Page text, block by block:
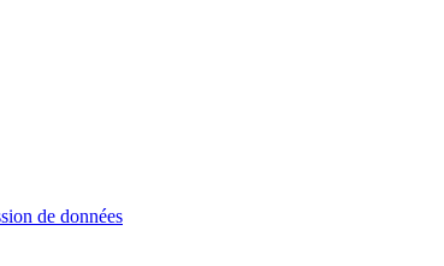
de données